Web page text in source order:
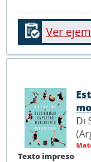
Ver
Texto impreso
Di